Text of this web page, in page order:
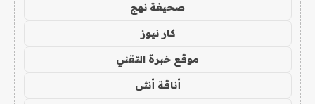
صحيفة نهج
كار نيوز
موقع خبرة التقني
أناقة أنثى